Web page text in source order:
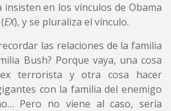
en los vínculos de Obama
EX), y se pluraliza el vínculo.
las relaciones de la familia
Bush? Porque vaya, una cosa
terrorista y otra cosa hacer
con la familia del enemigo
Pero no viene al caso, sería